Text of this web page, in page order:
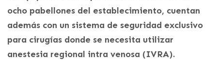
ocho pabellones del establecimiento, cuentan
además con un sistema de seguridad exclusivo
para cirugías donde se necesita utilizar
anestesia regional intra venosa (IVRA).